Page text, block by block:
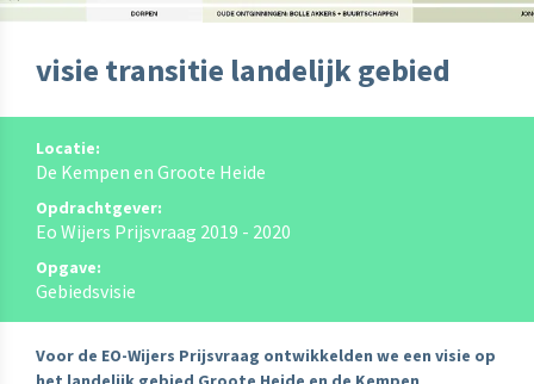
visie transitie landelijk gebied
Locatie:
De Kempen en Groote Heide
Opdrachtgever:
Eo Wijers Prijsvraag 2019 - 2020
Opgave:
Gebiedsvisie
Voor de EO-Wijers Prijsvraag ontwikkelden we een visie op